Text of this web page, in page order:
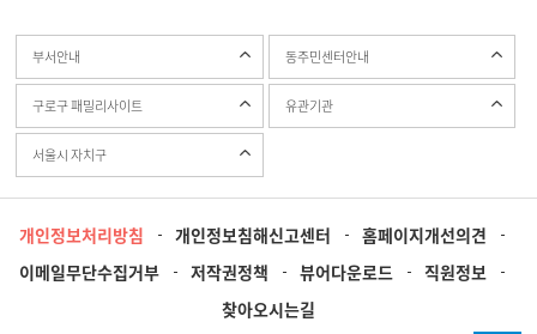
부서안내 동주민센터안내
구로구 패밀리사이트 유관기관
서울시 자치구
개인정보처리방침 개인정보침해신고센터
홈페이지개선의견
이메일무단수집거부
저작권정책 뷰어다운로드
직원정보
찾아오시는길